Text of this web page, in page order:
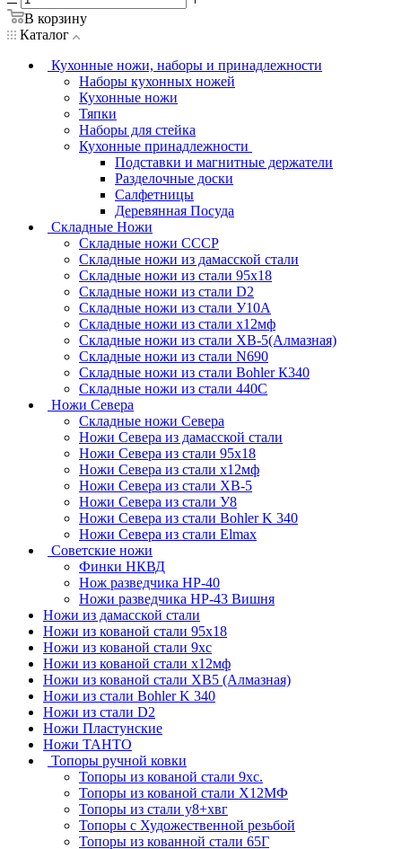
В корзину
Каталог
Кухонные ножи, наборы и принадлежности
Наборы кухонных ножей
Кухонные ножи
Тяпки
Наборы для стейка
Кухонные принадлежности
Подставки и магнитные держатели
Разделочные доски
Салфетницы
Деревянная Посуда
Складные Ножи
Cкладные ножи СССР
Складные ножи из дамасской стали
Складные ножи из стали 95х18
Складные ножи из стали D2
Складные ножи из стали У10А
Складные ножи из стали х12мф
Складные ножи из стали ХВ-5(Алмазная)
Складные ножи из стали N690
Складные ножи из стали Bohler К340
Складные ножи из стали 440С
Ножи Севера
Складные ножи Севера
Ножи Севера из дамасской стали
Ножи Севера из стали 95х18
Ножи Севера из стали х12мф
Ножи Севера из стали ХВ-5
Ножи Севера из стали У8
Ножи Севера из стали Bohler K 340
Ножи Севера из стали Elmax
Советские ножи
Финки НКВД
Нож разведчика НР-40
Ножи разведчика НР-43 Вишня
Ножи из дамасской стали
Ножи из кованой стали 95х18
Ножи из кованой стали 9хс
Ножи из кованой стали х12мф
Ножи из кованой стали ХВ5 (Алмазная)
Ножи из стали Bohler K 340
Ножи из стали D2
Ножи Пластунские
Ножи ТАНТО
Топоры ручной ковки
Топоры из кованой стали 9хс.
Топоры из кованой стали Х12МФ
Топоры из стали у8+хвг
Топоры с Художественной резьбой
Топоры из кованной стали 65Г